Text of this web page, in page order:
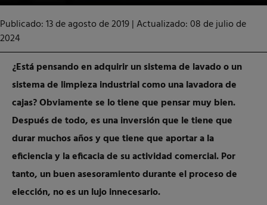
Publicado: 13 de agosto de 2019|Actualizado: 08 de julio de
2024
¿Está pensando en adquirir un sistema de lavado o un
sistema de limpieza industrial como una lavadora de
cajas? Obviamente se lo tiene que pensar muy bien.
Después de todo, es una inversión que le tiene que
durar muchos años y que tiene que aportar a la
eficiencia y la eficacia de su actividad comercial. Por
tanto, un buen asesoramiento durante el proceso de
elección, no es un lujo innecesario.